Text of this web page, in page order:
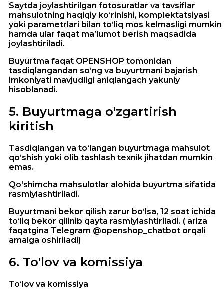
Saytda joylashtirilgan fotosuratlar va tavsiflar
mahsulotning haqiqiy ko‘rinishi, komplektatsiyasi
yoki parametrlari bilan to‘liq mos kelmasligi mumkin
hamda ular faqat ma’lumot berish maqsadida
joylashtiriladi.
Buyurtma faqat OPENSHOP tomonidan
tasdiqlangandan so‘ng va buyurtmani bajarish
imkoniyati mavjudligi aniqlangach yakuniy
hisoblanadi.
5. Buyurtmaga o'zgartirish
kiritish
Tasdiqlangan va to‘langan buyurtmaga mahsulot
qo‘shish yoki olib tashlash texnik jihatdan mumkin
emas.
Qo‘shimcha mahsulotlar alohida buyurtma sifatida
rasmiylashtiriladi.
Buyurtmani bekor qilish zarur bo‘lsa, 12 soat ichida
to‘liq bekor qilinib qayta rasmiylashtiriladi. ( ariza
faqatgina Telegram @openshop_chatbot orqali
amalga oshiriladi)
6. To'lov va komissiya
To‘lov va komissiya